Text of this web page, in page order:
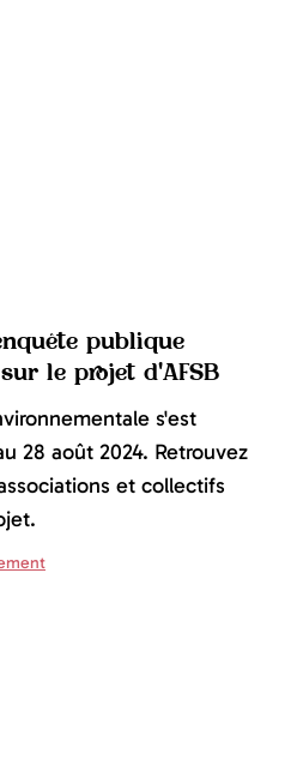
publique
le projet d'AFSB
s'est
28 août 2024. Retrouvez
et collectifs